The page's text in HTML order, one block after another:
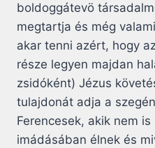
boldoggátevö
megtartja és még
akar tenni azért, hogy
része legyen majdan
zsidóként) Jézus
tulajdonát adja a
Ferencesek, akik nem
imádásában élnek és